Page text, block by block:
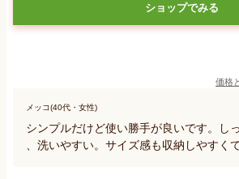
ショップでみる
価格
メッコ(40代・女性)
シンプルだけど使い勝手が良いです。し
、洗いやすい。サイズ感も収納しやすく